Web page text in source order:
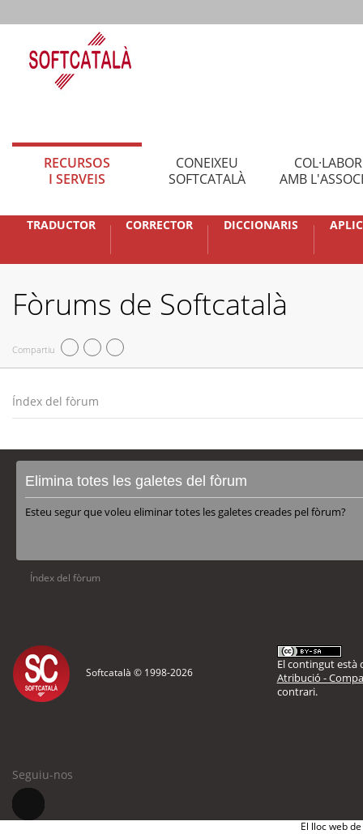
RECURSOS
I SERVEIS
CONEIXEU
SOFTCATALÀ
AMB
TRADUCTOR CORRECTOR DICCIONARIS
Fòrums de Softcatalà
Compartiu
Índex del fòrum
Elimina totes les galetes del fòrum
Esteu segur que voleu eliminar totes les galetes creades pel fòrum?
Índex del fòrum
Softcatalà © 1998-2026
El contingut està
Atribució -
contrari.
Seguiu-nos
El lloc web